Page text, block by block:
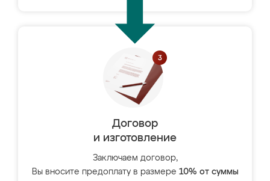
Договор
и изготовление
Заключаем договор,
Вы вносите предоплату в размере 10% от суммы